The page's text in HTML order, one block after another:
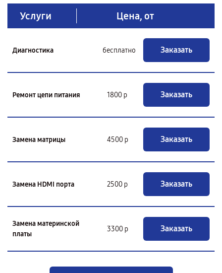
Услуги Цена, от
Диагностика бесплатно Заказать
Ремонт цепи питания 1800 р Заказать
Замена матрицы 4500 р Заказать
Замена HDMI порта 2500 р Заказать
Замена материнской
платы
3300 р Заказать